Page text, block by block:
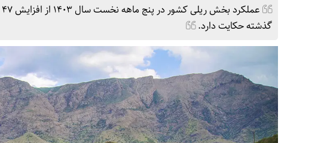
گذشته حکایت دارد.